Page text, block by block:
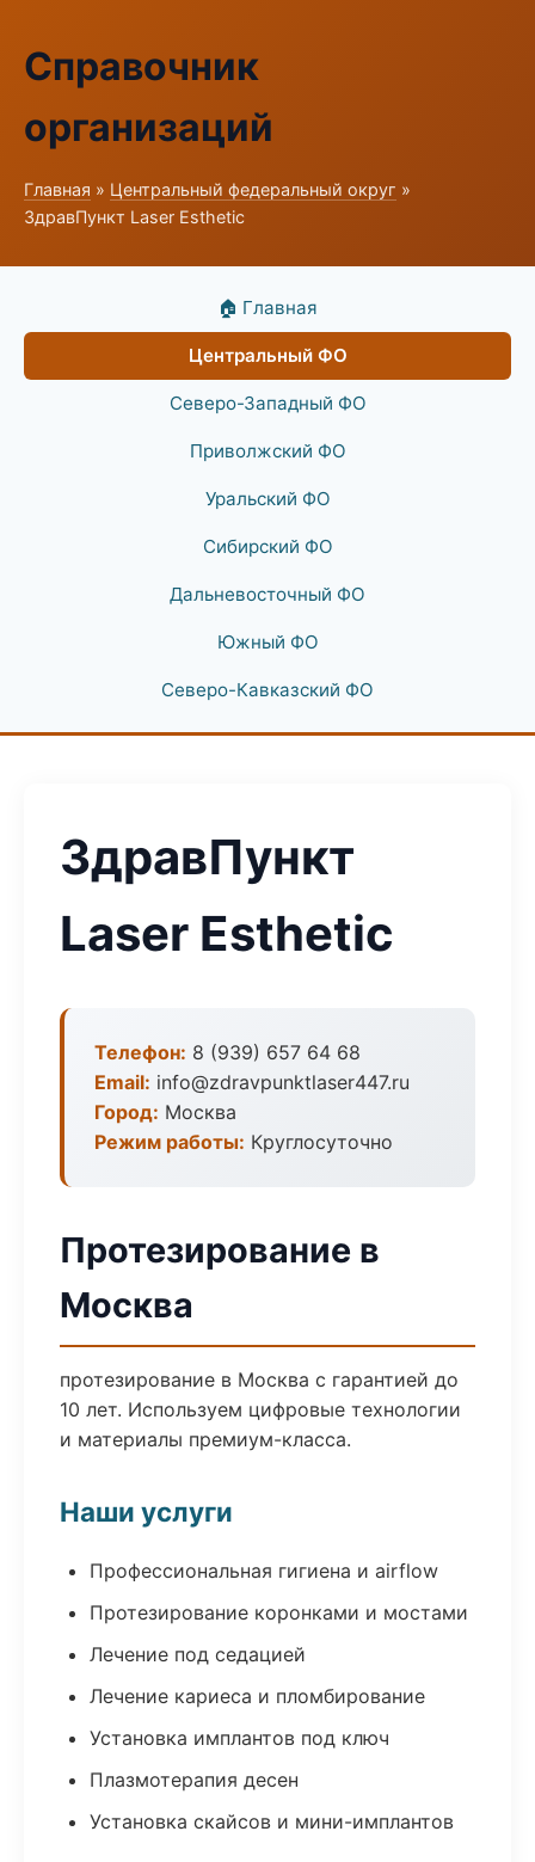
Справочник
организаций
Главная » Центральный федеральный округ »
ЗдравПункт Laser Esthetic
🏠 Главная
Центральный ФО
Северо-Западный ФО
Приволжский ФО
Уральский ФО
Сибирский ФО
Дальневосточный ФО
Южный ФО
Северо-Кавказский ФО
ЗдравПункт
Laser Esthetic
Телефон: 8 (939) 657 64 68
Email: info@zdravpunktlaser447.ru
Город: Москва
Режим работы: Круглосуточно
Протезирование в
Москва
протезирование в Москва с гарантией до
10 лет. Используем цифровые технологии
и материалы премиум-класса.
Наши услуги
Профессиональная гигиена и airflow
Протезирование коронками и мостами
Лечение под седацией
Лечение кариеса и пломбирование
Установка имплантов под ключ
Плазмотерапия десен
Установка скайсов и мини-имплантов